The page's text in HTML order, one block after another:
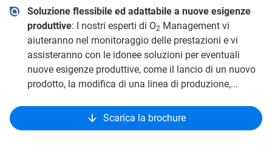
Soluzione flessibile ed adattabile a nuove esigenze
produttive: I nostri esperti di O2 Management vi
aiuteranno nel monitoraggio delle prestazioni e vi
assisteranno con le idonee soluzioni per eventuali
nuove esigenze produttive, come il lancio di un nuovo
prodotto, la modifica di una linea di produzione,...
Scarica la brochure